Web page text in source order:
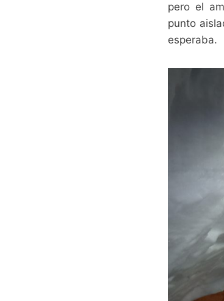
pero el
punto
esperaba.